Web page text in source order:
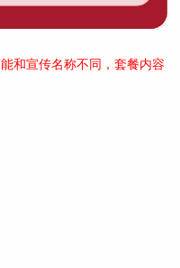
和宣传名称不同，套餐内容